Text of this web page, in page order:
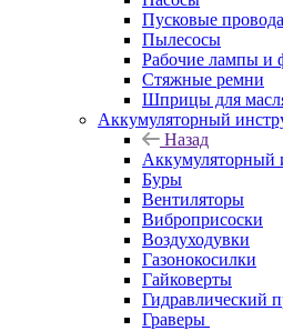
Пусковые провода
Пылесосы
Рабочие лампы и
Стяжные ремни
Шприцы для
Аккумуляторный
Назад
Аккумуляторный
Буры
Вентиляторы
Виброприсоски
Воздуходувки
Газонокосилки
Гайковерты
Гидравлический
Граверы